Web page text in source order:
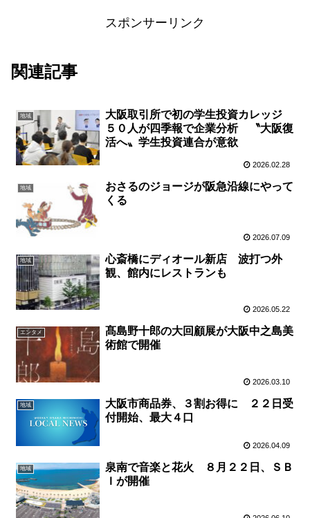
スポンサーリンク
関連記事
地域
大阪取引所で初の学生投資カレッジ
５０人が四季報で企業分析 〝大阪復
活へ〟学生投資連合が意欲
2026.02.28
地域
おさるのジョージが阪急沿線にやって
くる
2026.07.09
地域
心斎橋にディオール新店 波打つ外
観、館内にレストランも
2026.05.22
エンタメ
髙島野十郎の大回顧展が大阪中之島美
術館で開催
2026.03.10
地域
大阪市商品券、３割お得に ２２日受
付開始、最大４口
2026.04.09
地域
泉南で音楽と花火 ８月２２日、ＳＢ
Ｉが開催